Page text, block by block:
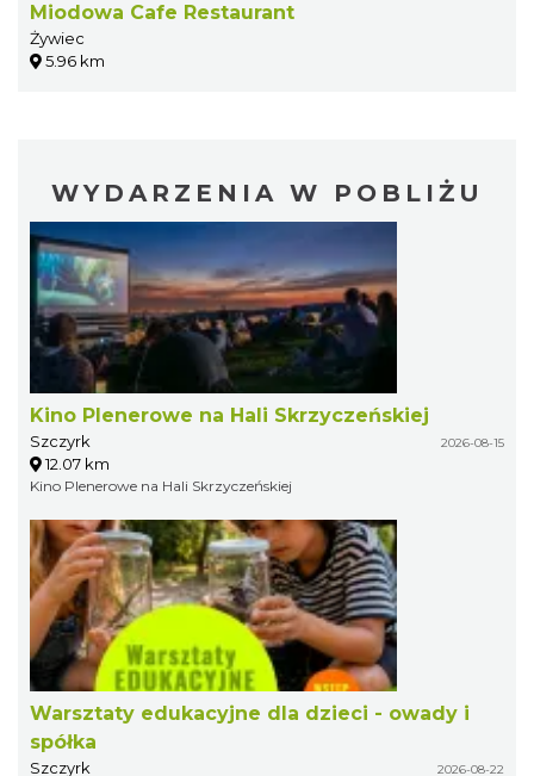
Miodowa Cafe Restaurant
Żywiec
5.96 km
WYDARZENIA W POBLIŻU
Kino Plenerowe na Hali Skrzyczeńskiej
Szczyrk 2026-08-15
12.07 km
Kino Plenerowe na Hali Skrzyczeńskiej
Warsztaty edukacyjne dla dzieci - owady i
spółka
Szczyrk 2026-08-22